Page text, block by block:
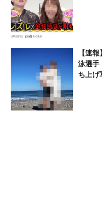
【速
泳選手
ち上げ